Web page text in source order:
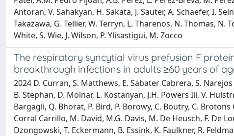
Antoran, V. Sahakyan, H. Sakata, J. Sauter, A. Schaefer, I.
Takazawa, G. Tellier, W. Terryn, L. Tharenos, N. Thomas, N.
White, S. Wie, J. Wilson, P. Ylisastigui, M. Zocco
The respiratory syncytial virus prefusion F
breakthrough infections in adults ≥60 years of
2024 D. Curran, S. Matthews, E. Sabater Cabrera, S.
B. Stephan, D. Molnar, L. Kostanyan, J.H. Powers Iii, V.
Bargagli, Q. Bhorat, P. Bird, P. Borowy, C. Boutry, C.
Corral Carrillo, M. David, M.G. Davis, M. De Heusch, F. De
Dzongowski, T. Eckermann, B. Essink, K. Faulkner, R.